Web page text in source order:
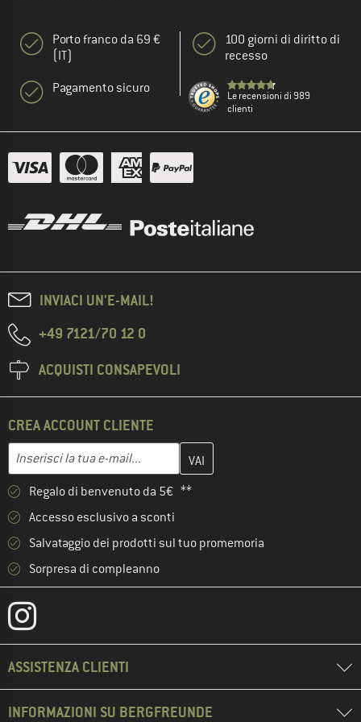
Porto franco da 69 €
(IT)
Pagamento sicuro
100 giorni di diritto di
recesso
Le recensioni di 989
clienti
INVIACI UN'E-MAIL!
+49 7121/70 12 0
ACQUISTI CONSAPEVOLI
CREA ACCOUNT CLIENTE
Indirizzo e-mail
Inserisci qui il tuo indirizzo e-mail e crea il tuo account cliente
Regalo di benvenuto da 5€ **
Accesso esclusivo a sconti
Salvataggio dei prodotti sul tuo promemoria
Sorpresa di compleanno
ASSISTENZA CLIENTI
INFORMAZIONI SU BERGFREUNDE